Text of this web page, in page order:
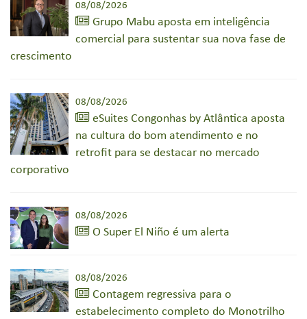
08/08/2026
Grupo Mabu aposta em inteligência
comercial para sustentar sua nova fase de
crescimento
08/08/2026
eSuites Congonhas by Atlântica aposta
na cultura do bom atendimento e no
retrofit para se destacar no mercado
corporativo
08/08/2026
O Super El Niño é um alerta
08/08/2026
Contagem regressiva para o
estabelecimento completo do Monotrilho